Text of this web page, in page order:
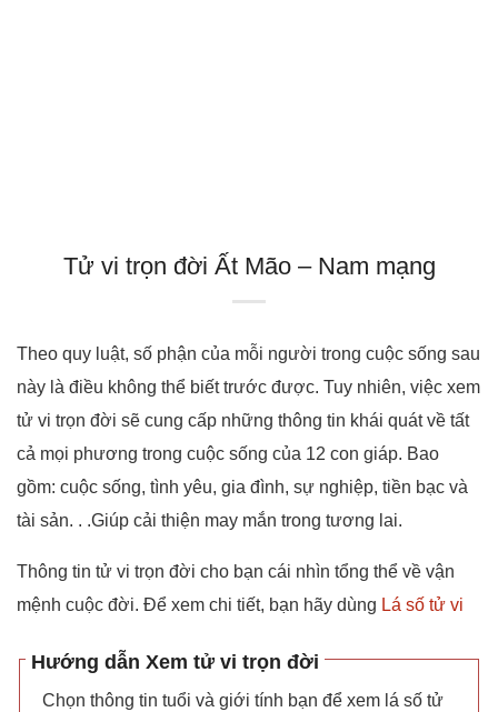
Tử vi trọn đời Ất Mão – Nam mạng
Theo quy luật, số phận của mỗi người trong cuộc sống sau
này là điều không thể biết trước được. Tuy nhiên, việc xem
tử vi trọn đời sẽ cung cấp những thông tin khái quát về tất
cả mọi phương trong cuộc sống của 12 con giáp. Bao
gồm: cuộc sống, tình yêu, gia đình, sự nghiệp, tiền bạc và
tài sản. . .Giúp cải thiện may mắn trong tương lai.
Thông tin tử vi trọn đời cho bạn cái nhìn tổng thể về vận
mệnh cuộc đời. Để xem chi tiết, bạn hãy dùng Lá số tử vi
Hướng dẫn Xem tử vi trọn đời
Chọn thông tin tuổi và giới tính bạn để xem lá số tử